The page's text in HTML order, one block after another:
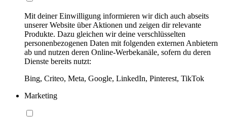
Mit deiner Einwilligung informieren wir dich auch abseits
unserer Website über Aktionen und zeigen dir relevante
Produkte. Dazu gleichen wir deine verschlüsselten
personenbezogenen Daten mit folgenden externen Anbietern
ab und nutzen deren Online-Werbekanäle, sofern du deren
Dienste bereits nutzt:
Bing, Criteo, Meta, Google, LinkedIn, Pinterest, TikTok
Marketing